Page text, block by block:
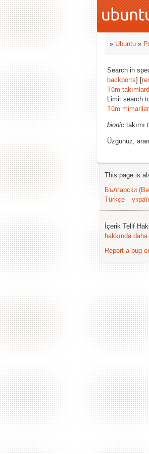
» Ubuntu »
Search in
backports] [
Tüm
Limit search
Tüm
bionic takımı
Üzgünüz,
This page is
Български
Türkçe
İçerik Telif
hakkında
Report a bug